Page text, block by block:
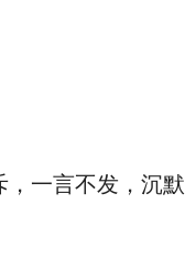
一言不发，沉默